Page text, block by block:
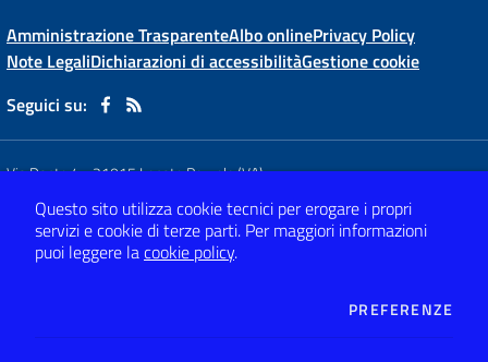
Amministrazione TrasparenteAlbo onlinePrivacy Policy
Note LegaliDichiarazioni di accessibilitàGestione cookie
Seguici su:
Via Dante,4-21015 Lonate Pozzolo (VA)
- PEC:vaic80800x@pec.istruzione.it
Codice meccanografico: VAIC80800X - C.F. 82009120120
Designers Italia
Sito web realizzato con CMS
SCUOLASTICO
Questo sito utilizza cookie tecnici per erogare i propri
servizi e cookie di terze parti. Per maggiori informazioni
puoi leggere lacookie policy.
PREFERENZE